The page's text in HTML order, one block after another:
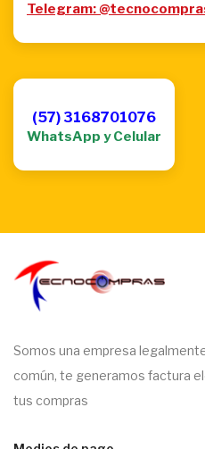
Telegram:
(57) 3168701076
WhatsApp y Celular
Somos una empresa
común, te generamos factura
tus compras